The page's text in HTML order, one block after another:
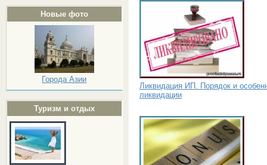
Новые фото
Города Азии
Туризм и отдых
Ликвидация ИП. Порядок и
ликвидации